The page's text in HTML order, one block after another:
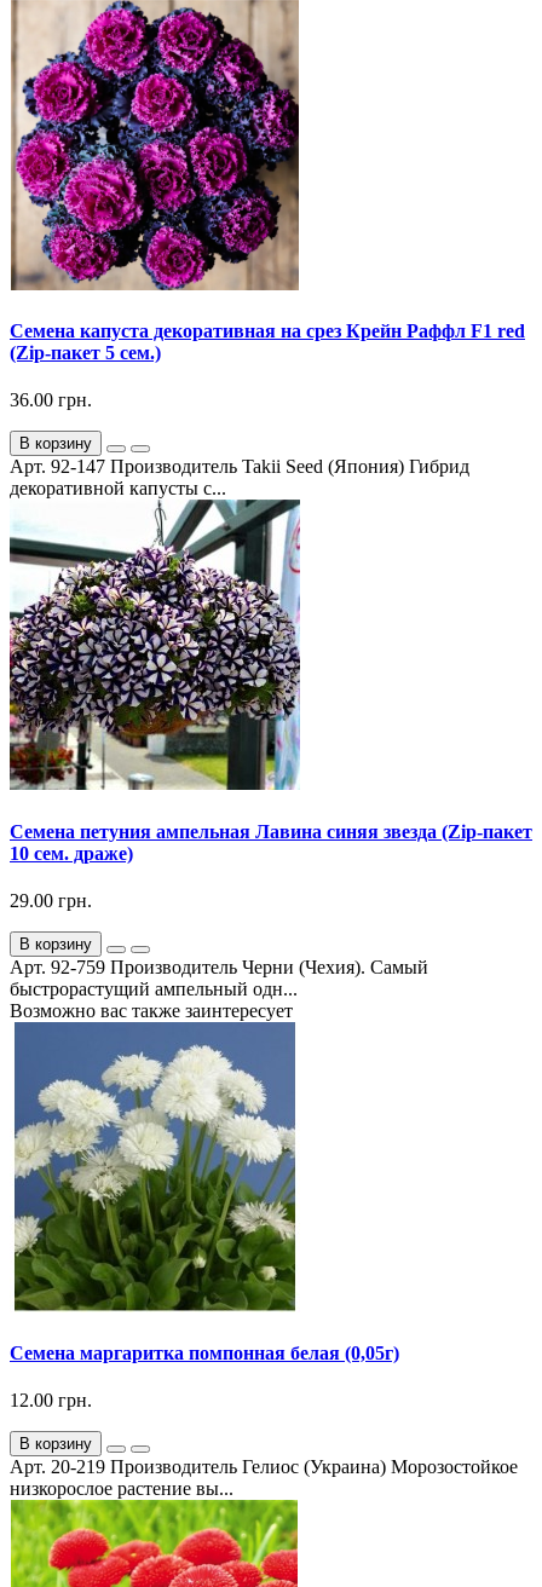
Семена капуста декоративная на срез Крейн Раффл F1 red
(Zip-пакет 5 сем.)
36.00 грн.
В корзину
Арт. 92-147 Производитель Takii Seed (Япония) Гибрид
декоративной капусты с...
Семена петуния ампельная Лавина синяя звезда (Zip-пакет
10 сем. драже)
29.00 грн.
В корзину
Арт. 92-759 Производитель Черни (Чехия). Самый
быстрорастущий ампельный одн...
Возможно вас также заинтересует
Семена маргаритка помпонная белая (0,05г)
12.00 грн.
В корзину
Арт. 20-219 Производитель Гелиос (Украина) Морозостойкое
низкорослое растение вы...